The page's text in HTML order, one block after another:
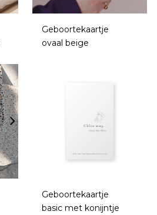
Geboortekaartje
ovaal beige
Geboortekaartje
basic met konijntje